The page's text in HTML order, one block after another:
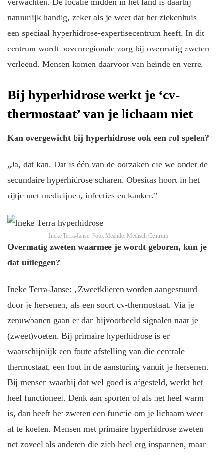
verwachten. De locatie midden in het land is daarbij
natuurlijk handig, zeker als je weet dat het ziekenhuis
een speciaal hyperhidrose-expertisecentrum heeft. In dit
centrum wordt bovenregionale zorg bij overmatig zweten
verleend. Mensen komen daarvoor van heinde en verre.
Bij hyperhidrose werkt je ‘cv-
thermostaat’ van je lichaam niet
Kan overgewicht bij hyperhidrose ook een rol spelen?
„Ja, dat kan. Dat is één van de oorzaken die we onder de
secundaire hyperhidrose scharen. Obesitas hoort in het
rijtje met medicijnen, infecties en kanker.”
Ineke Terra-Janse. Foto: Meander Medisch Centrum
Overmatig zweten waarmee je wordt geboren, kun je
dat uitleggen?
Ineke Terra-Janse: „Zweetklieren worden aangestuurd
door je hersenen, als een soort cv-thermostaat. Via je
zenuwbanen gaan er dan bijvoorbeeld signalen naar je
(zweet)voeten. Bij primaire hyperhidrose is er
waarschijnlijk een foute afstelling van die centrale
thermostaat, een fout in de aansturing vanuit je hersenen.
Bij mensen waarbij dat wel goed is afgesteld, werkt het
heel functioneel. Denk aan sporten of als het heel warm
is, dan heeft het zweten een functie om je lichaam weer
af te koelen. Mensen met primaire hyperhidrose zweten
net zoveel als anderen die zich heel erg inspannen, maar